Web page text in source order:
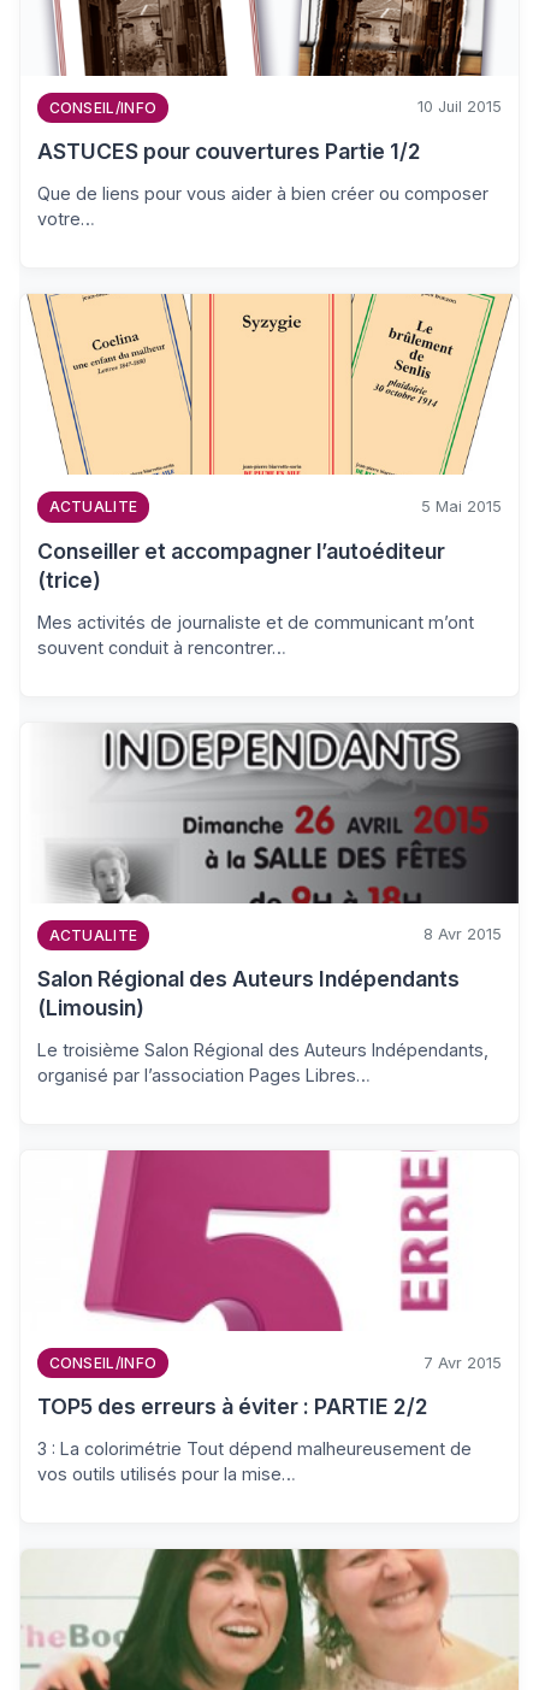
CONSEIL/INFO 10 Juil 2015
ASTUCES pour couvertures Partie 1/2
Que de liens pour vous aider à bien créer ou composer
votre…
ACTUALITE 5 Mai 2015
Conseiller et accompagner l’autoéditeur
(trice)
Mes activités de journaliste et de communicant m’ont
souvent conduit à rencontrer…
ACTUALITE 8 Avr 2015
Salon Régional des Auteurs Indépendants
(Limousin)
Le troisième Salon Régional des Auteurs Indépendants,
organisé par l’association Pages Libres…
CONSEIL/INFO 7 Avr 2015
TOP5 des erreurs à éviter : PARTIE 2/2
3 : La colorimétrie Tout dépend malheureusement de
vos outils utilisés pour la mise…